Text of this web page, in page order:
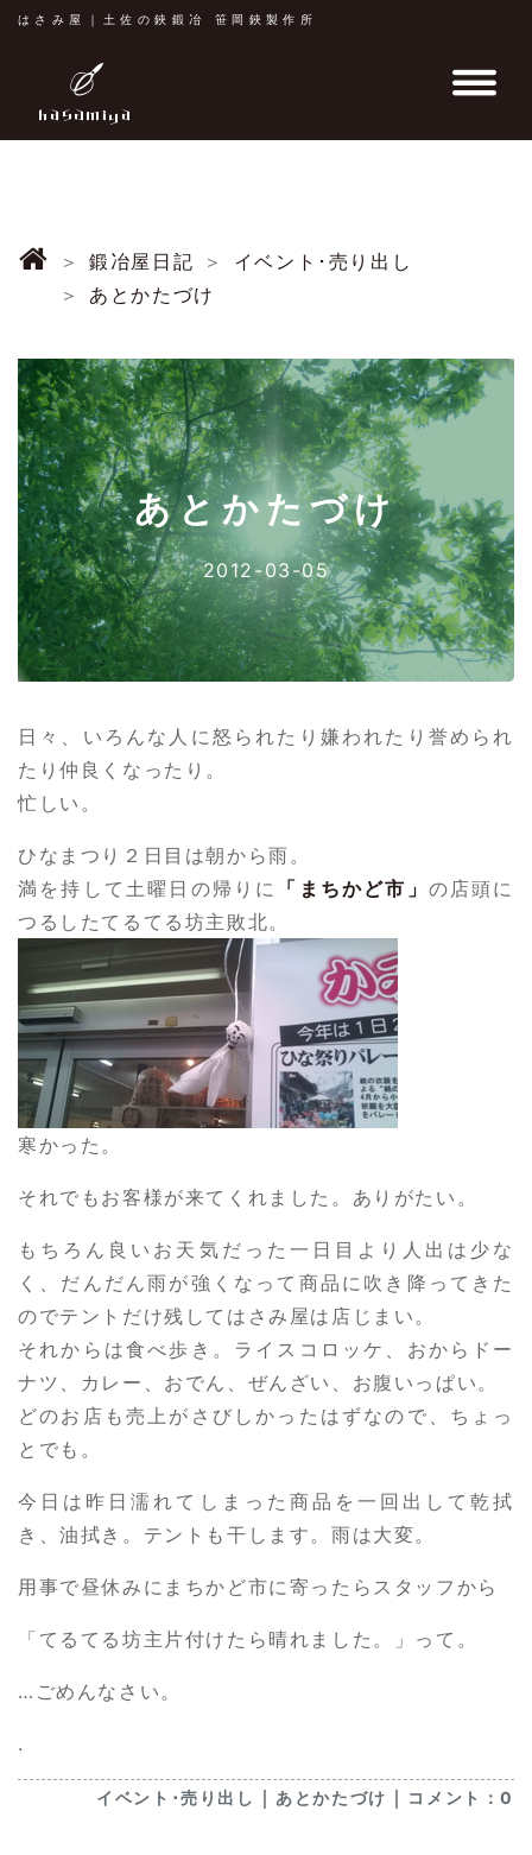
はさみ屋｜土佐の鋏鍛冶 笹岡鋏製作所
鍛冶屋日記
イベント･売り出し
あとかたづけ
あとかたづけ
2012-03-05
日々、いろんな人に怒られたり嫌われたり誉められ
たり仲良くなったり。
忙しい。
ひなまつり２日目は朝から雨。
満を持して土曜日の帰りに
「まちかど市」 の店頭に
つるしたてるてる坊主敗北。
寒かった。
それでもお客様が来てくれました。ありがたい。
もちろん良いお天気だった一日目より人出は少な
く、だんだん雨が強くなって商品に吹き降ってきた
のでテントだけ残してはさみ屋は店じまい。
それからは食べ歩き。ライスコロッケ、おからドー
ナツ、カレー、おでん、ぜんざい、お腹いっぱい。
どのお店も売上がさびしかったはずなので、ちょっ
とでも。
今日は昨日濡れてしまった商品を一回出して乾拭
き、油拭き。テントも干します。雨は大変。
用事で昼休みにまちかど市に寄ったらスタッフから
「てるてる坊主片付けたら晴れました。」って。
…ごめんなさい。
.
イベント･売り出し ｜ あとかたづけ ｜ コメント：0